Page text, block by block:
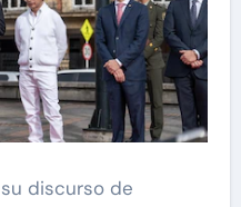
discurso de